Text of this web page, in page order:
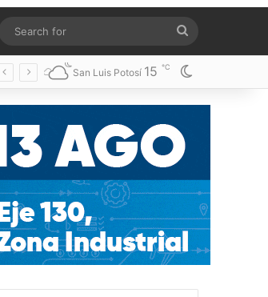
Random Article
for
San Luis Potosí 15 ℃